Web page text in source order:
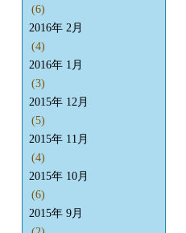
(6)
2016年 2月
(4)
2016年 1月
(3)
2015年 12月
(5)
2015年 11月
(4)
2015年 10月
(6)
2015年 9月